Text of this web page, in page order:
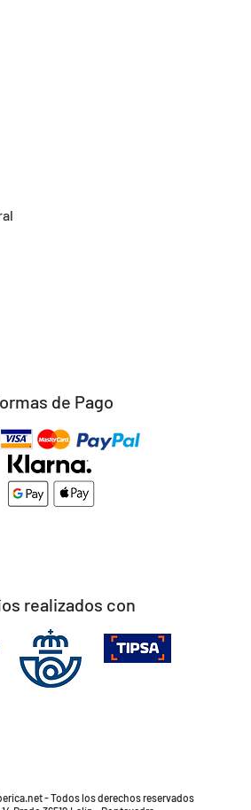
de Pago
realizados con
- Todos los derechos reservados